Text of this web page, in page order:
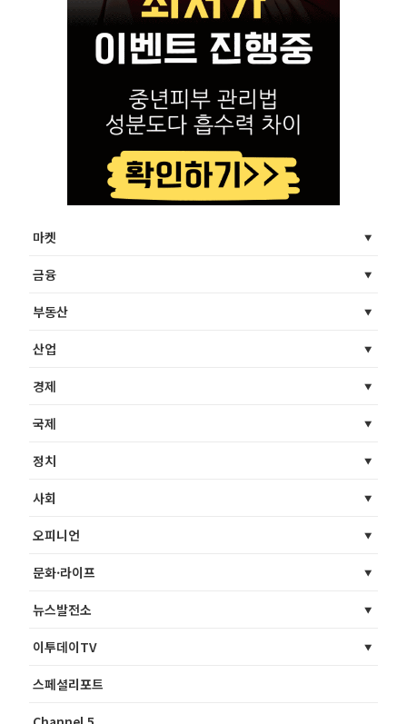
마켓
금융
부동산
산업
경제
국제
정치
사회
오피니언
문화·라이프
뉴스발전소
이투데이TV
스페셜리포트